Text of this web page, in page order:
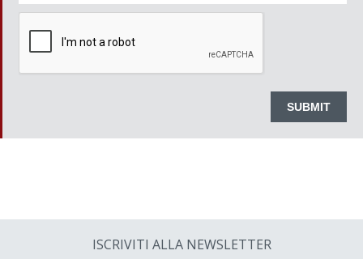
ISCRIVITI ALLA NEWSLETTER